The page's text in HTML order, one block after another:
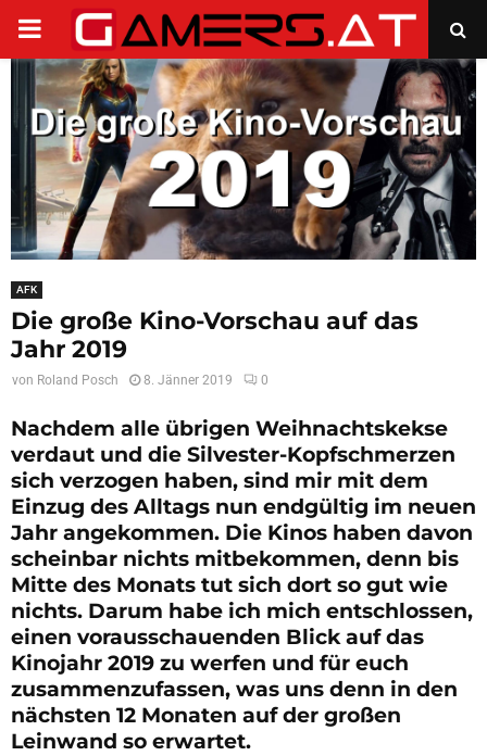
PRIMARY
MENU
AFK
Die große Kino-Vorschau auf das
Jahr 2019
von Roland Posch 8. Jänner 2019 0
Nachdem alle übrigen Weihnachtskekse
verdaut und die Silvester-Kopfschmerzen
sich verzogen haben, sind mir mit dem
Einzug des Alltags nun endgültig im neuen
Jahr angekommen. Die Kinos haben davon
scheinbar nichts mitbekommen, denn bis
Mitte des Monats tut sich dort so gut wie
nichts. Darum habe ich mich entschlossen,
einen vorausschauenden Blick auf das
Kinojahr 2019 zu werfen und für euch
zusammenzufassen, was uns denn in den
nächsten 12 Monaten auf der großen
Leinwand so erwartet.